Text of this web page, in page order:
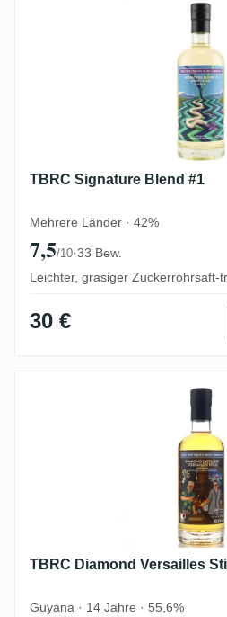
TBRC Signature Blend
TBRC Signature Blend #1
Mehrere Länder · 42%
7,5/10·33 Bew.
Leichter, grasiger Zuckerrohrsaft-
30 €
TBRC Diamond
TBRC Diamond Versailles
Guyana · 14 Jahre · 55,6%